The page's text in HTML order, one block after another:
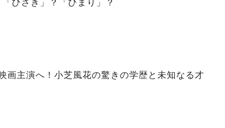
ひさき」？「ひまり」？
画主演へ！小芝風花の驚きの学歴と未知なる才